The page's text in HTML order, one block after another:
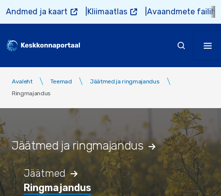
Liigu edasi põhisisu juurde
Andmed ja kaart Kliimaatlas Avaandmete
Avaleht Teemad
Jäätmed ja ringmajandus
Ringmajandus
Jäätmed ja ringmajandus
Jäätmed
Ringmajandus